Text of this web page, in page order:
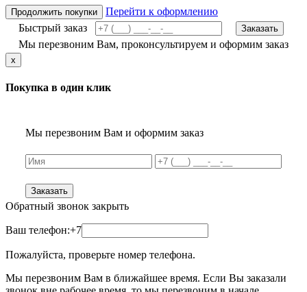
Продолжить покупки
Перейти к оформлению
Быстрый заказ
Заказать
Мы перезвоним Вам, проконсультируем и оформим заказ
x
Покупка в один клик
Мы перезвоним Вам и оформим заказ
Заказать
Обратный звонок закрыть
Ваш телефон:+7
Пожалуйста, проверьте номер телефона.
Мы перезвоним Вам в ближайшее время. Если Вы заказали